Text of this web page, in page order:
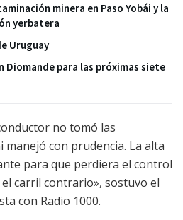
minera en Paso Yobái y la
yerbatera
Uruguay
Diomande para las próximas siete
no tomó las
manejó con prudencia. La alta
para que perdiera el control
carril contrario», sostuvo el
con Radio 1000.